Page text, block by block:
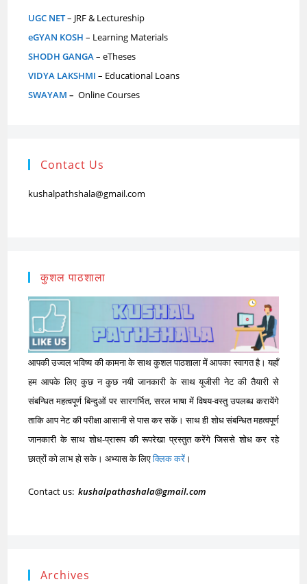
UGC NET– JRF & Lectureship
eGYAN KOSH – Learning Materials
SHODH GANGA– eTheses
VIDYA LAKSHMI – Educational Loans
SWAYAM – Online Courses
Contact Us
kushalpathshala@gmail.com
कुशल पाठशाला
आपकी उज्वल भविष्य की कामना के साथ कुशल पाठशाला में आपका स्वागत है। यहाँ
हम आपके लिए कुछ न कुछ नयी जानकारी के साथ यूजीसी नेट की तैयारी से
संबन्धित महत्वपूर्ण बिन्दुओं पर सारगर्भित, सरल भाषा में विषय-वस्तु उपलब्ध करायेंगे
ताकि आप नेट की परीक्षा आसानी से पास कर सकें। साथ ही शोध संबन्धित महत्वपूर्ण
जानकारी के साथ शोध-प्रारूप की रूपरेखा प्रस्तुत करेंगे जिससे शोध कर रहे
छात्रों को लाभ हो सके। अभ्यास के लिएक्लिक करें ।
Contact us:kushalpathashala@gmail.com
Archives